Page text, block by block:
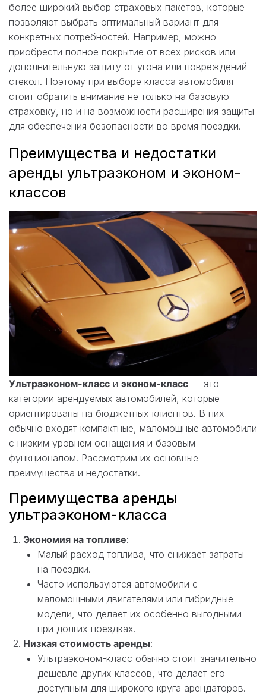
более широкий выбор страховых пакетов, которые
позволяют выбрать оптимальный вариант для
конкретных потребностей. Например, можно
приобрести полное покрытие от всех рисков или
дополнительную защиту от угона или повреждений
стекол. Поэтому при выборе класса автомобиля
стоит обратить внимание не только на базовую
страховку, но и на возможности расширения защиты
для обеспечения безопасности во время поездки.
Преимущества и недостатки
аренды ультраэконом и эконом-
классов
Ультраэконом-класс и эконом-класс — это
категории арендуемых автомобилей, которые
ориентированы на бюджетных клиентов. В них
обычно входят компактные, маломощные автомобили
с низким уровнем оснащения и базовым
функционалом. Рассмотрим их основные
преимущества и недостатки.
Преимущества аренды
ультраэконом-класса
Экономия на топливе:
Малый расход топлива, что снижает затраты
на поездки.
Часто используются автомобили с
маломощными двигателями или гибридные
модели, что делает их особенно выгодными
при долгих поездках.
Низкая стоимость аренды:
Ультраэконом-класс обычно стоит значительно
дешевле других классов, что делает его
доступным для широкого круга арендаторов.